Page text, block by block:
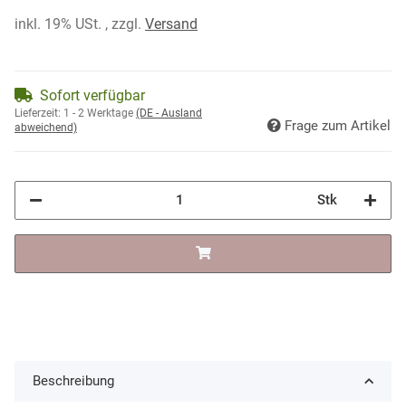
inkl. 19% USt. , zzgl. Versand
Sofort verfügbar
Lieferzeit: 1 - 2 Werktage (DE - Ausland
abweichend)
Frage zum Artikel
Stk
Beschreibung